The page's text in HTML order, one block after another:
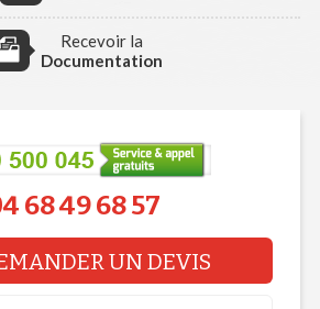
Recevoir la
Documentation
68 49 68 57
UN DEVIS